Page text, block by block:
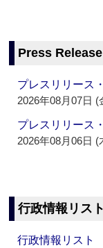
Press
プレスリリース
2026年08月07日 (
プレスリリース
2026年08月06日 (
行政情報リスト
行政情報リスト